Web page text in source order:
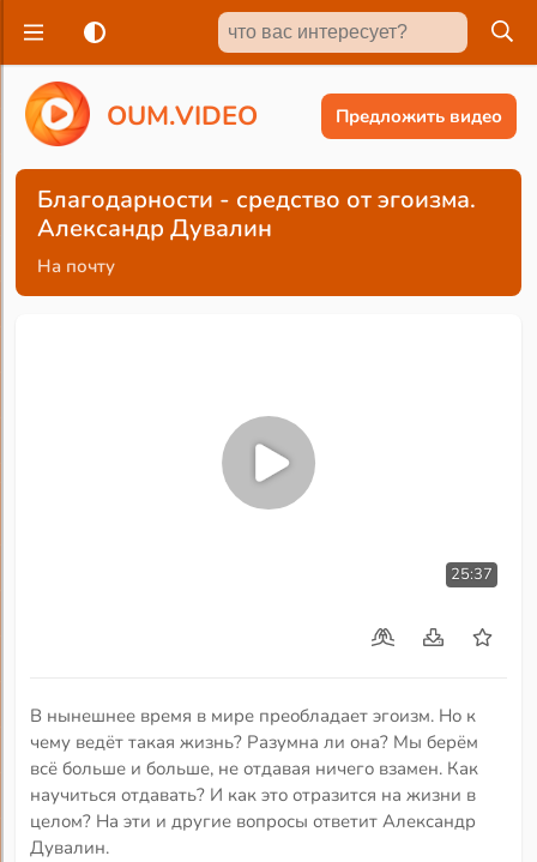
OUM.VIDEO Предложить видео
Благодарности - средство от эгоизма.
Александр Дувалин
На почту
25:37
В нынешнее время в мире преобладает эгоизм. Но к
чему ведёт такая жизнь? Разумна ли она? Мы берём
всё больше и больше, не отдавая ничего взамен. Как
научиться отдавать? И как это отразится на жизни в
целом? На эти и другие вопросы ответит Александр
Дувалин.